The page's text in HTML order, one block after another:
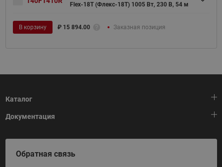
Flex-18T (Флекс-18Т) 1005 Вт, 230 В, 54 м
В корзину ₽ 15 894.00 Заказная позиция
Каталог
Тепловая автоматика
Холодильная техника
Приводная техника
Документация
HeatPlatform (Тепловая платформа)
Полезные программы и инструменты
Обратная связь